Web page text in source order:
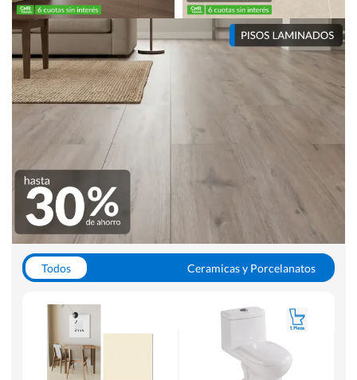
Todos
Ceramicas y Porcelanatos
WC y Sanitarios
Pisos Flotantes y Laminados
Pinturas